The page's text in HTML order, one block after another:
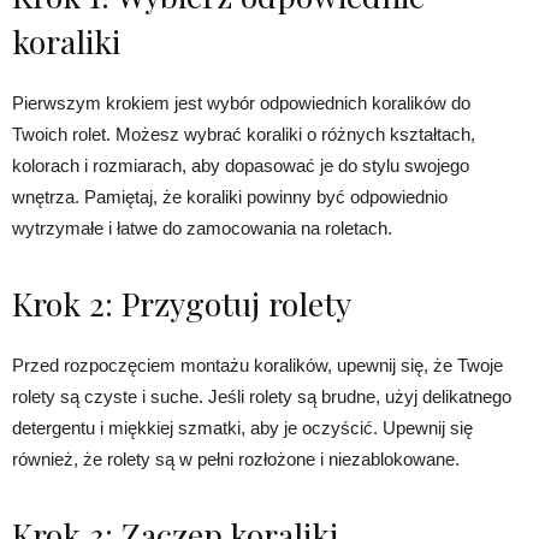
koraliki
Pierwszym krokiem jest wybór odpowiednich koralików do
Twoich rolet. Możesz wybrać koraliki o różnych kształtach,
kolorach i rozmiarach, aby dopasować je do stylu swojego
wnętrza. Pamiętaj, że koraliki powinny być odpowiednio
wytrzymałe i łatwe do zamocowania na roletach.
Krok 2: Przygotuj rolety
Przed rozpoczęciem montażu koralików, upewnij się, że Twoje
rolety są czyste i suche. Jeśli rolety są brudne, użyj delikatnego
detergentu i miękkiej szmatki, aby je oczyścić. Upewnij się
również, że rolety są w pełni rozłożone i niezablokowane.